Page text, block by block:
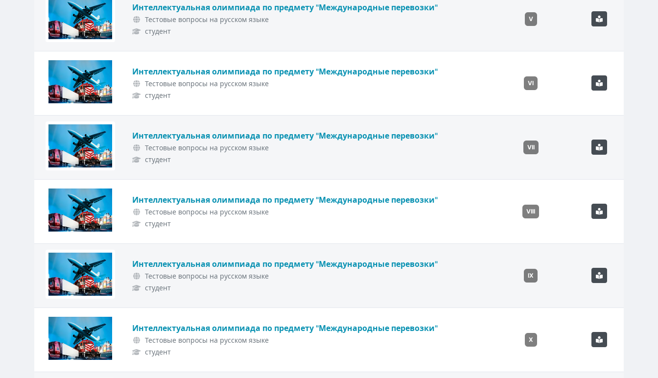
Интеллектуальная олимпиада по предмету "Международные перевозки"
Тестовые вопросы на русском языке
студент
V
Интеллектуальная олимпиада по предмету "Международные перевозки"
Тестовые вопросы на русском языке
студент
VI
Интеллектуальная олимпиада по предмету "Международные перевозки"
Тестовые вопросы на русском языке
студент
VII
Интеллектуальная олимпиада по предмету "Международные перевозки"
Тестовые вопросы на русском языке
студент
VIII
Интеллектуальная олимпиада по предмету "Международные перевозки"
Тестовые вопросы на русском языке
студент
IX
Интеллектуальная олимпиада по предмету "Международные перевозки"
Тестовые вопросы на русском языке
студент
X